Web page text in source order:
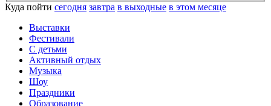
Куда пойти сегодня завтра в выходные в этом месяце
Выставки
Фестивали
С детьми
Активный отдых
Музыка
Шоу
Праздники
Образование